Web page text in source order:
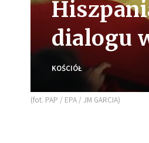
dialogu
KOŚCIÓŁ
(fot. PAP / EPA / JM GARCIA)